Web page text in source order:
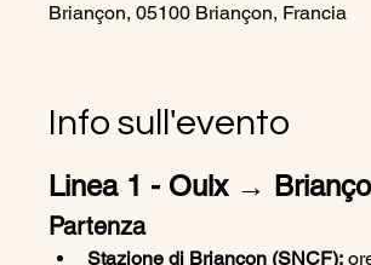
Briançon, 05100 Briançon, Francia
Info sull'evento
Linea 1 - Oulx →
Partenza
Stazione di Briançon (SNCF):